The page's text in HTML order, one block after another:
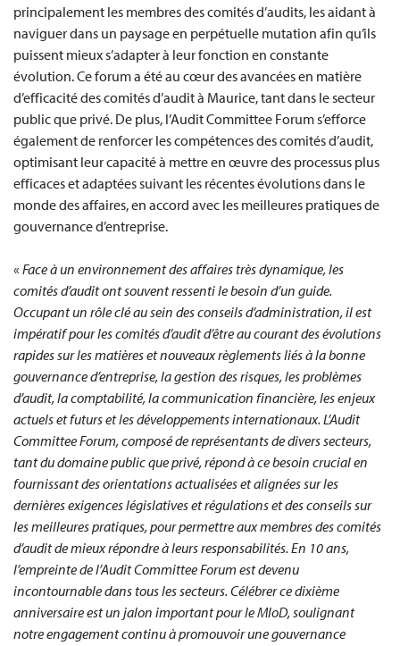
principalement les membres des comités d’audits, les aidant à
naviguer dans un paysage en perpétuelle mutation afin qu’ils
puissent mieux s’adapter à leur fonction en constante
évolution. Ce forum a été au cœur des avancées en matière
d’efficacité des comités d’audit à Maurice, tant dans le secteur
public que privé. De plus, l’Audit Committee Forum s’efforce
également de renforcer les compétences des comités d’audit,
optimisant leur capacité à mettre en œuvre des processus plus
efficaces et adaptées suivant les récentes évolutions dans le
monde des affaires, en accord avec les meilleures pratiques de
gouvernance d’entreprise.
« Face à un environnement des affaires très dynamique, les
comités d’audit ont souvent ressenti le besoin d’un guide.
Occupant un rôle clé au sein des conseils d’administration, il est
impératif pour les comités d’audit d’être au courant des évolutions
rapides sur les matières et nouveaux règlements liés à la bonne
gouvernance d’entreprise, la gestion des risques, les problèmes
d’audit, la comptabilité, la communication financière, les enjeux
actuels et futurs et les développements internationaux. L’Audit
Committee Forum, composé de représentants de divers secteurs,
tant du domaine public que privé, répond à ce besoin crucial en
fournissant des orientations actualisées et alignées sur les
dernières exigences législatives et régulations et des conseils sur
les meilleures pratiques, pour permettre aux membres des comités
d’audit de mieux répondre à leurs responsabilités. En 10 ans,
l’empreinte de l’Audit Committee Forum est devenu
incontournable dans tous les secteurs. Célébrer ce dixième
anniversaire est un jalon important pour le MIoD, soulignant
notre engagement continu à promouvoir une gouvernance